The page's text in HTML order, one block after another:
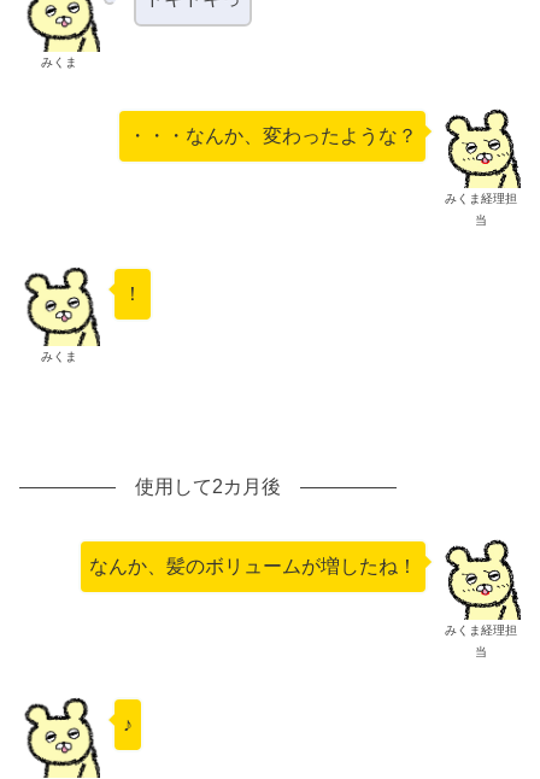
みくま
みくま経理担
当
・・・なんか、変わったような？
みくま
！
――――― 使用して2カ月後 ―――――
みくま経理担
当
なんか、髪のボリュームが増したね！
♪